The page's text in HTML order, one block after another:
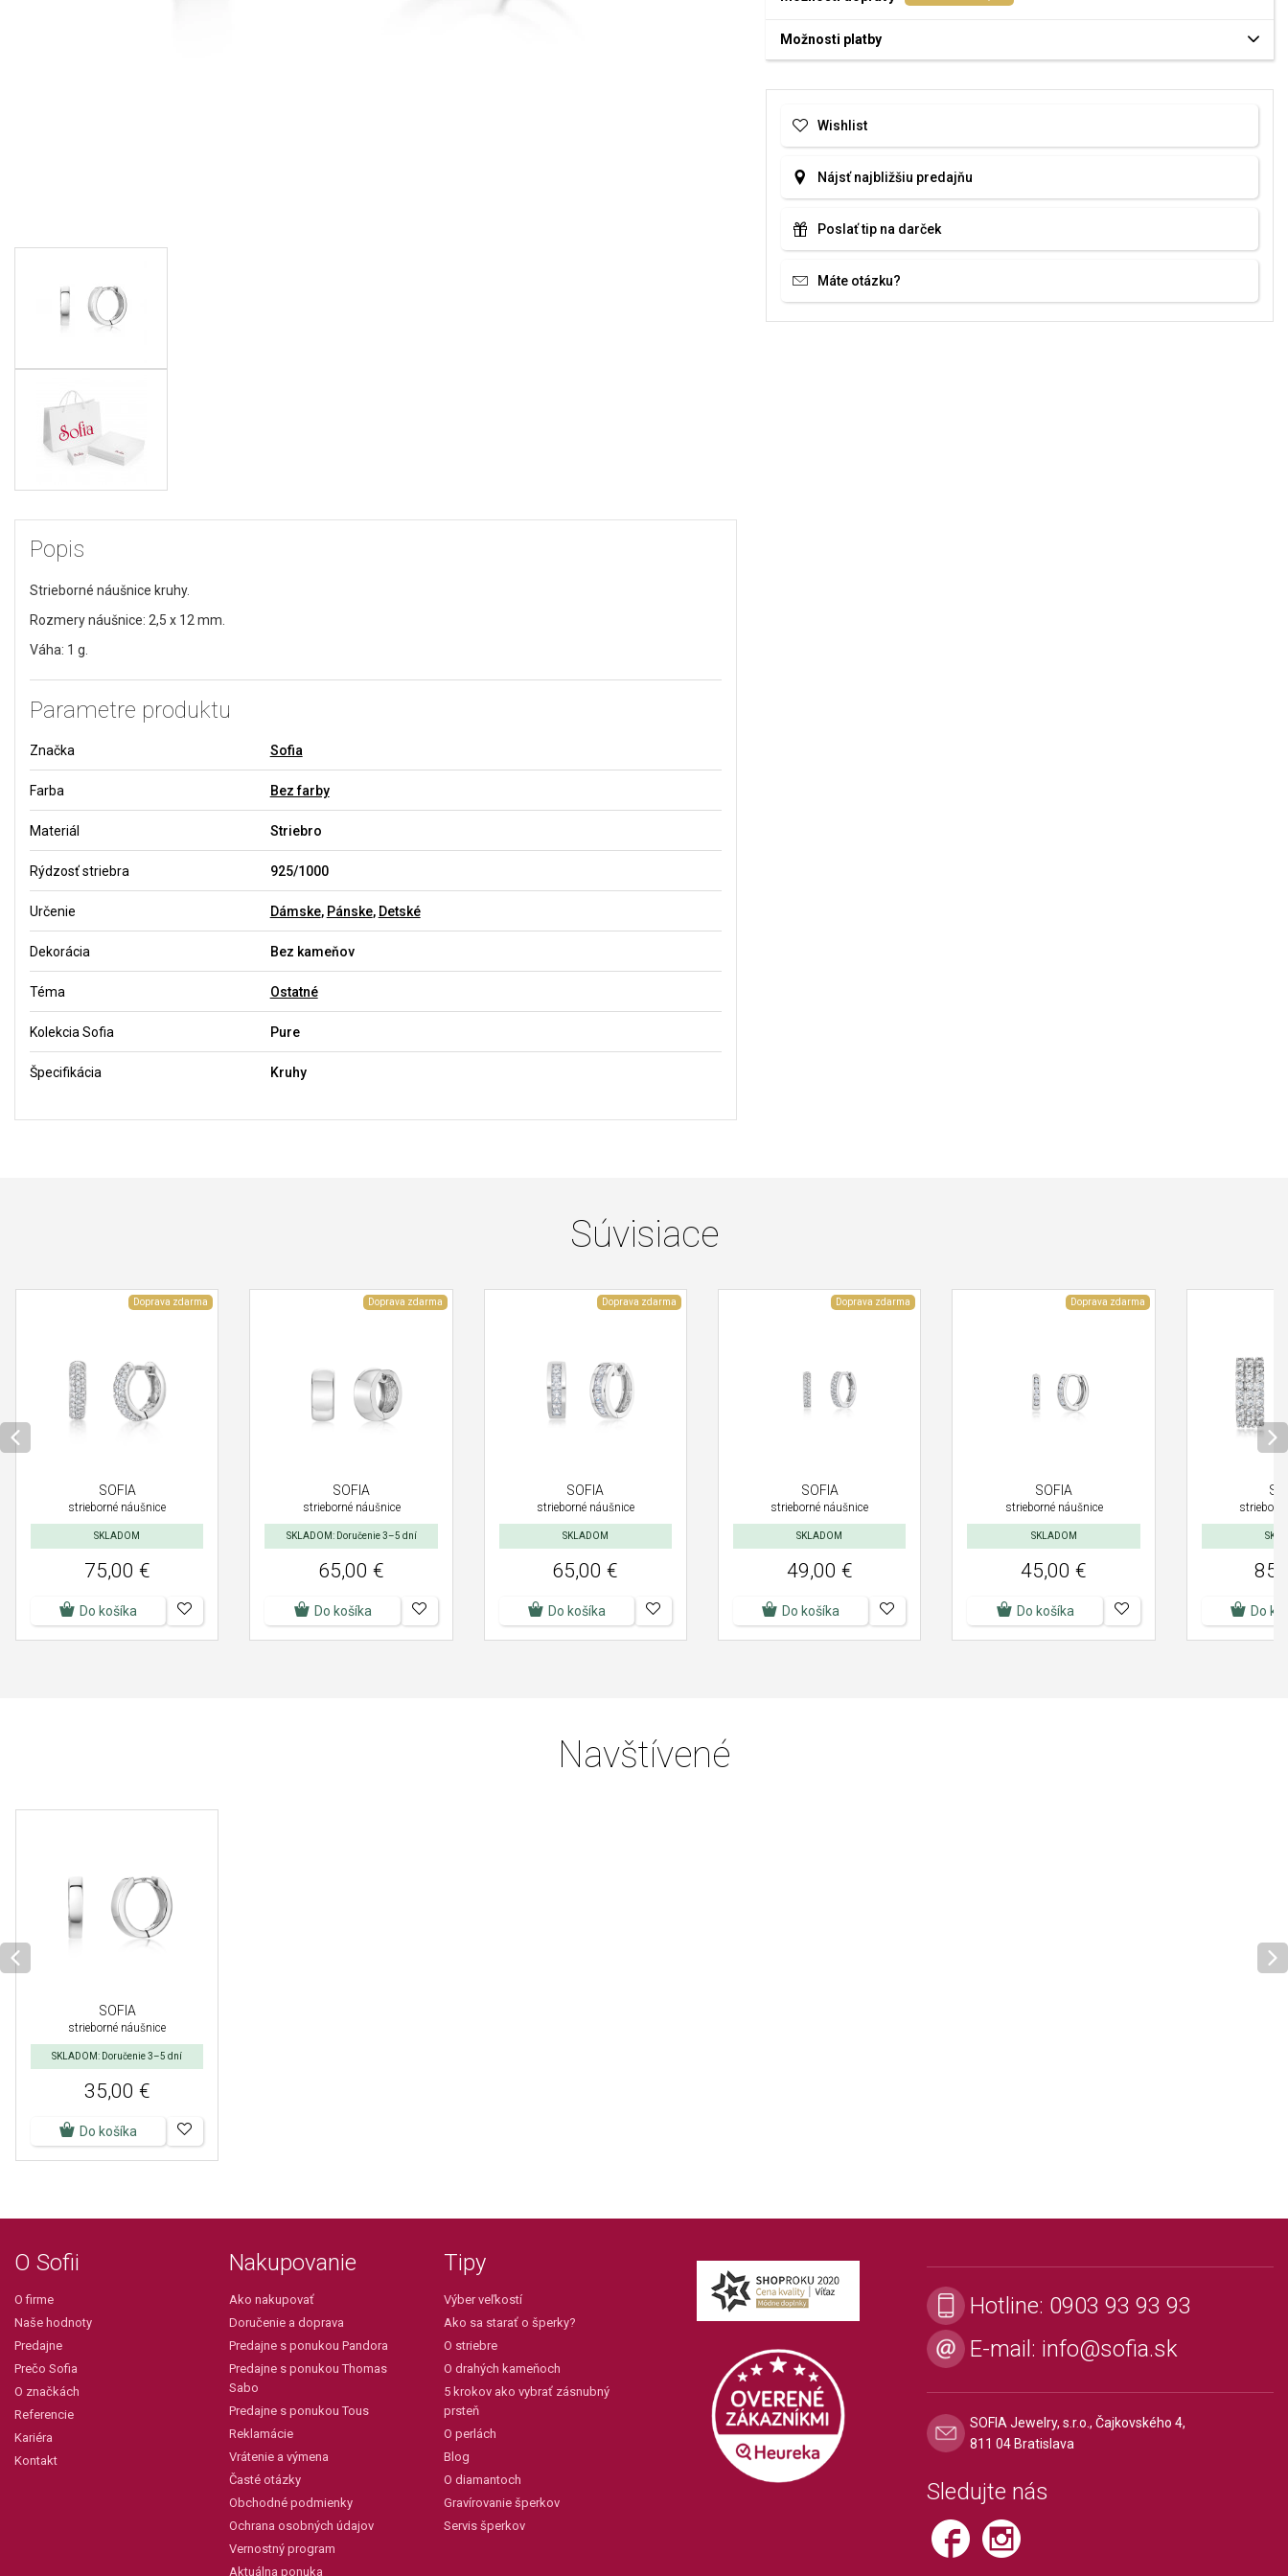
Popis
Strieborné náušnice kruhy.
Rozmery náušnice: 2,5 x 12 mm.
Váha: 1 g.
Parametre produktu
Značka Sofia
Farba Bez farby
Materiál Striebro
Rýdzosť striebra 925/1000
Určenie Dámske, Pánske, Detské
Dekorácia Bez kameňov
Téma Ostatné
Kolekcia Sofia Pure
Špecifikácia Kruhy
Možnosti platby
Wishlist
Nájsť najbližšiu predajňu
Poslať tip na darček
Máte otázku?
Súvisiace
Doprava zdarma
SOFIA
strieborné náušnice
SKLADOM
75,00 €
Do košíka
Doprava zdarma
SOFIA
strieborné náušnice
SKLADOM: Doručenie 3–5 dní
65,00 €
Do košíka
Doprava zdarma
SOFIA
strieborné náušnice
SKLADOM
65,00 €
Do košíka
Doprava zdarma
SOFIA
strieborné náušnice
SKLADOM
49,00 €
Do košíka
Doprava zdarma
SOFIA
strieborné náušnice
SKLADOM
45,00 €
Do košíka Do
Navštívené
SOFIA
strieborné náušnice
SKLADOM: Doručenie 3–5 dní
35,00 €
Do košíka
O Sofii
O firme
Naše hodnoty
Predajne
Prečo Sofia
O značkách
Referencie
Kariéra
Kontakt
Nakupovanie
Ako nakupovať
Doručenie a doprava
Predajne s ponukou Pandora
Predajne s ponukou Thomas
Sabo
Predajne s ponukou Tous
Reklamácie
Vrátenie a výmena
Časté otázky
Obchodné podmienky
Ochrana osobných údajov
Vernostný program
Aktuálna ponuka
Tipy
Výber veľkostí
Ako sa starať o šperky?
O striebre
O drahých kameňoch
5 krokov ako vybrať zásnubný
prsteň
O perlách
Blog
O diamantoch
Gravírovanie šperkov
Servis šperkov
Hotline: 0903 93 93 93
E-mail: info@sofia.sk
SOFIA Jewelry, s.r.o., Čajkovského 4,
811 04 Bratislava
Sledujte nás